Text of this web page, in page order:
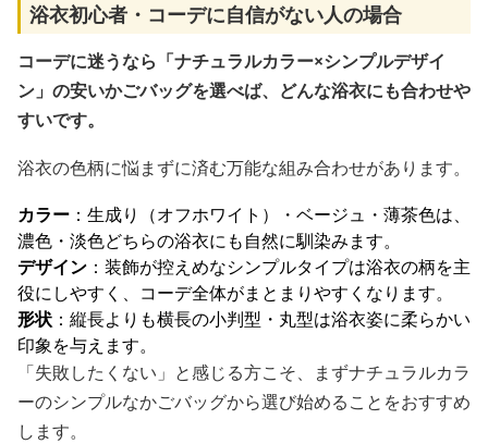
浴衣初心者・コーデに自信がない人の場合
コーデに迷うなら「ナチュラルカラー×シンプルデザイ
ン」の安いかごバッグを選べば、どんな浴衣にも合わせや
すいです。
浴衣の色柄に悩まずに済む万能な組み合わせがあります。
カラー ：生成り（オフホワイト）・ベージュ・薄茶色は、
濃色・淡色どちらの浴衣にも自然に馴染みます。
デザイン ：装飾が控えめなシンプルタイプは浴衣の柄を主
役にしやすく、コーデ全体がまとまりやすくなります。
形状 ：縦長よりも横長の小判型・丸型は浴衣姿に柔らかい
印象を与えます。
「失敗したくない」と感じる方こそ、まずナチュラルカラ
ーのシンプルなかごバッグから選び始めることをおすすめ
します。